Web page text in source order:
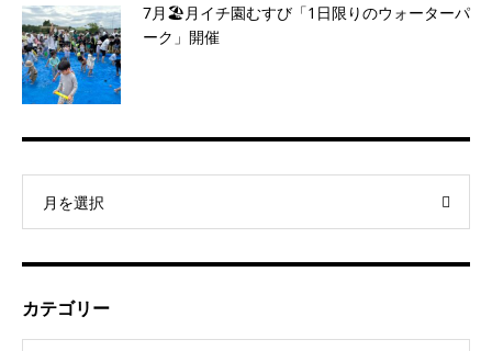
7月🏖️月イチ園むすび「1日限りのウォーターパ
ーク」開催
月を選択
カテゴリー